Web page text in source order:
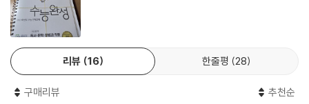
리뷰 16 한줄평 28
구매리뷰 추천순